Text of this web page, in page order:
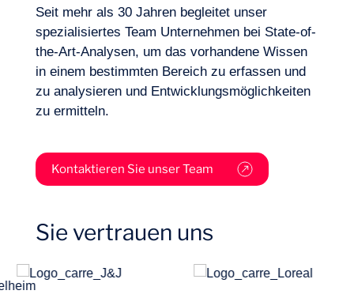
Projekte
Seit mehr als 30 Jahren begleitet unser
spezialisiertes Team Unternehmen bei State-of-
the-Art-Analysen, um das vorhandene Wissen
in einem bestimmten Bereich zu erfassen und
zu analysieren und Entwicklungsmöglichkeiten
zu ermitteln.
Kontaktieren Sie unser Team
Sie vertrauen uns